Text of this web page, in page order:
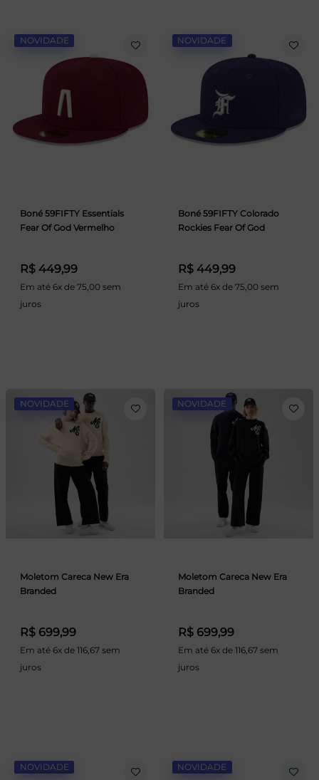
NOVIDADE
Boné 59FIFTY Essentials
Fear Of God Vermelho
R$ 449,99
Em até 6x de 75,00 sem
juros
NOVIDADE
Boné 59FIFTY Colorado
Rockies Fear Of God
R$ 449,99
Em até 6x de 75,00 sem
juros
NOVIDADE
Moletom Careca New Era
Branded
R$ 699,99
Em até 6x de 116,67 sem
juros
NOVIDADE
Moletom Careca New Era
Branded
R$ 699,99
Em até 6x de 116,67 sem
juros
NOVIDADE NOVIDADE